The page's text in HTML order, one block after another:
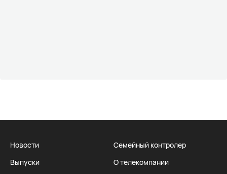
Новости
Выпуски
Семейный контролер
О телекомпании